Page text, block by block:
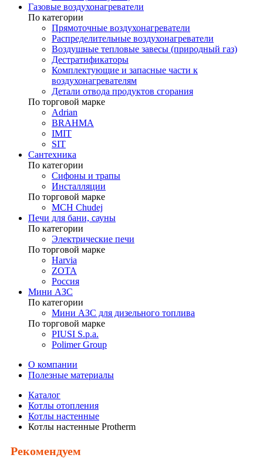
Газовые воздухонагреватели
По категории
Прямоточные воздухонагреватели
Распределительные воздухонагреватели
Воздушные тепловые завесы (природный газ)
Дестратификаторы
Комплектующие и запасные части к
воздухонагревателям
Детали отвода продуктов сгорания
По торговой марке
Adrian
BRAHMA
IMIT
SIT
Сантехника
По категории
Сифоны и трапы
Инсталляции
По торговой марке
MCH Chudej
Печи для бани, сауны
По категории
Электрические печи
По торговой марке
Harvia
ZOTA
Россия
Мини АЗС
По категории
Мини АЗС для дизельного топлива
По торговой марке
PIUSI S.p.a.
Polimer Group
О компании
Полезные материалы
Каталог
Котлы отопления
Котлы настенные
Котлы настенные Protherm
Рекомендуем